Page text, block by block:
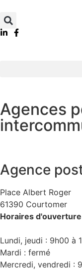
Agences
Agence
Place Albert Roger
61390 Courtomer
Horaires
Lundi, jeudi : 9h00 à
Mardi : fermé
Mercredi, vendredi :